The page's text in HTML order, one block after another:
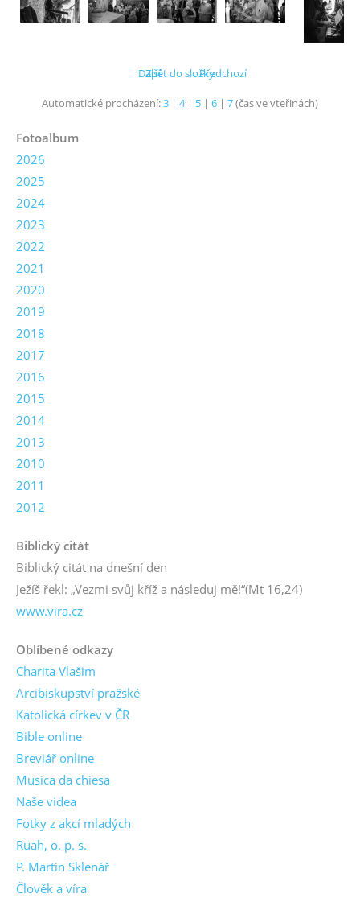
← Předchozí
Další →
Zpět do složky
Automatické procházení:3 | 4| 5 | 6 | 7(čas ve vteřinách)
Fotoalbum
2026
2025
2024
2023
2022
2021
2020
2019
2018
2017
2016
2015
2014
2013
2010
2011
2012
Biblický citát
Biblický citát na dnešní den
Ježíš řekl: „Vezmi svůj kříž a následuj mě!“(Mt 16,24)
www.vira.cz
Oblíbené odkazy
Charita Vlašim
Arcibiskupství pražské
Katolická církev v ČR
Bible online
Breviář online
Musica da chiesa
Naše videa
Fotky z akcí mladých
Ruah, o. p. s.
P. Martin Sklenář
Člověk a víra